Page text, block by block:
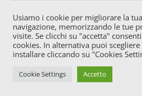
Associazione culturale
Gagliano – Cod. fiscale:
Registro Stampa c/o Tribunale di
Direttore Responsabile: Josè
Usiamo i cookie per migliorare la
navigazione, memorizzando le tue
visite. Se clicchi su "accetta"
cookies. In alternativa puoi
installare cliccando su "Cookies
Cookie Settings Accetto